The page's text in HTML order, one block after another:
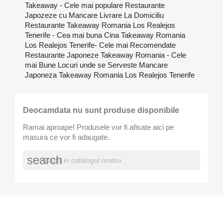
Takeaway - Cele mai populare Restaurante
Japozeze cu Mancare Livrare La Domiciliu
Restaurante Takeaway Romania Los Realejos
Tenerife - Cea mai buna Cina Takeaway Romania
Los Realejos Tenerife- Cele mai Recomendate
Restaurante Japoneze Takeaway Romania - Cele
mai Bune Locuri unde se Serveste Mancare
Japoneza Takeaway Romania Los Realejos Tenerife
Deocamdata nu sunt produse disponibile
Ramai aproape! Produsele vor fi afisate aici pe
masura ce vor fi adaugate.
search